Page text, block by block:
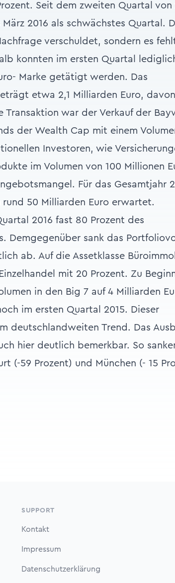
Seit dem zweiten Quartal von
2016 als schwächstes Quartal.
verschuldet, sondern es
konnten im ersten Quartal
Marke getätigt werden. Das
etwa 2,1 Milliarden Euro,
war der Verkauf der
der Wealth Cap mit einem
Investoren, wie
im Volumen von 100 Millionen
Für das Gesamtjahr
50 Milliarden Euro erwartet.
2016 fast 80 Prozent des
Demgegenüber sank das
ab. Auf die Assetklasse
mit 20 Prozent. Zu
in den Big 7 auf 4 Milliarden
im ersten Quartal 2015. Dieser
deutschlandweiten Trend. Das
hier deutlich bemerkbar. So
(-59 Prozent) und München (- 15
SUPPORT
Kontakt
Impressum
Datenschutzerklärung